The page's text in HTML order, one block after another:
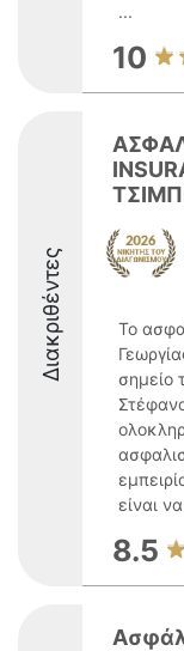
...
10
Διακριθέντες
Το
σημείο
είναι
8.5